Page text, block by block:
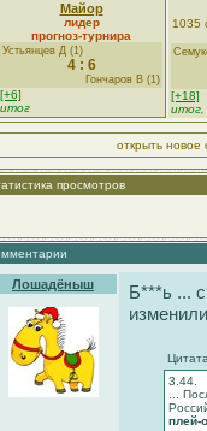
Майор
лидер
прогноз-турнира
Устьянцев Д (1)
4 : 6
Гончаров В (1)
[+6]
итог
1035
[+18]
итог,
открыть новое
просмотров
Лошадёныш
Б***ь ...
3.44.
...
плей-